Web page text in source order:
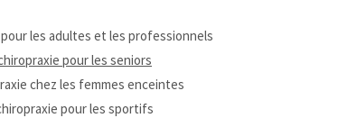
les adultes et les professionnels
pour les seniors
chez les femmes enceintes
pour les sportifs